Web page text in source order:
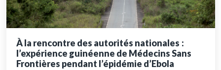
À la rencontre des autorités nationales :
l’expérience guinéenne de Médecins Sans
Frontières pendant l’épidémie d’Ebola